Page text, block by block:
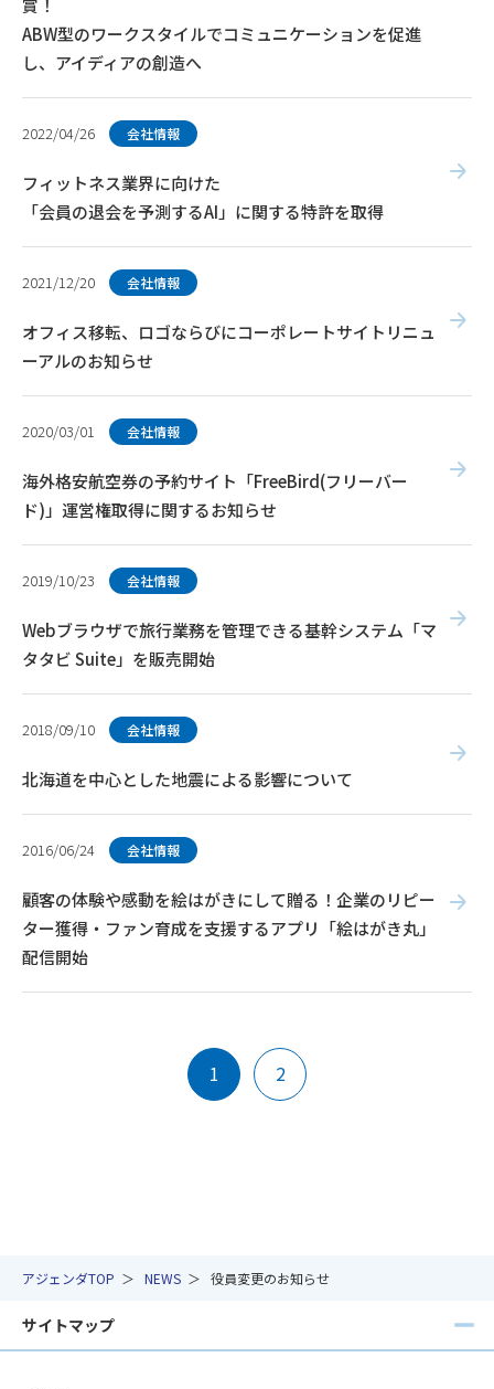
賞！
ABW型のワークスタイルでコミュニケーションを促進
し、アイディアの創造へ
2022/04/26 会社情報
フィットネス業界に向けた
「会員の退会を予測するAI」に関する特許を取得
2021/12/20 会社情報
オフィス移転、ロゴならびにコーポレートサイトリニュ
ーアルのお知らせ
2020/03/01 会社情報
海外格安航空券の予約サイト「FreeBird(フリーバー
ド)」運営権取得に関するお知らせ
2019/10/23 会社情報
Webブラウザで旅行業務を管理できる基幹システム「マ
タタビ Suite」を販売開始
2018/09/10 会社情報
北海道を中心とした地震による影響について
2016/06/24 会社情報
顧客の体験や感動を絵はがきにして贈る！企業のリピー
ター獲得・ファン育成を支援するアプリ「絵はがき丸」
配信開始
1 2
アジェンダTOP NEWS 役員変更のお知らせ
サイトマップ